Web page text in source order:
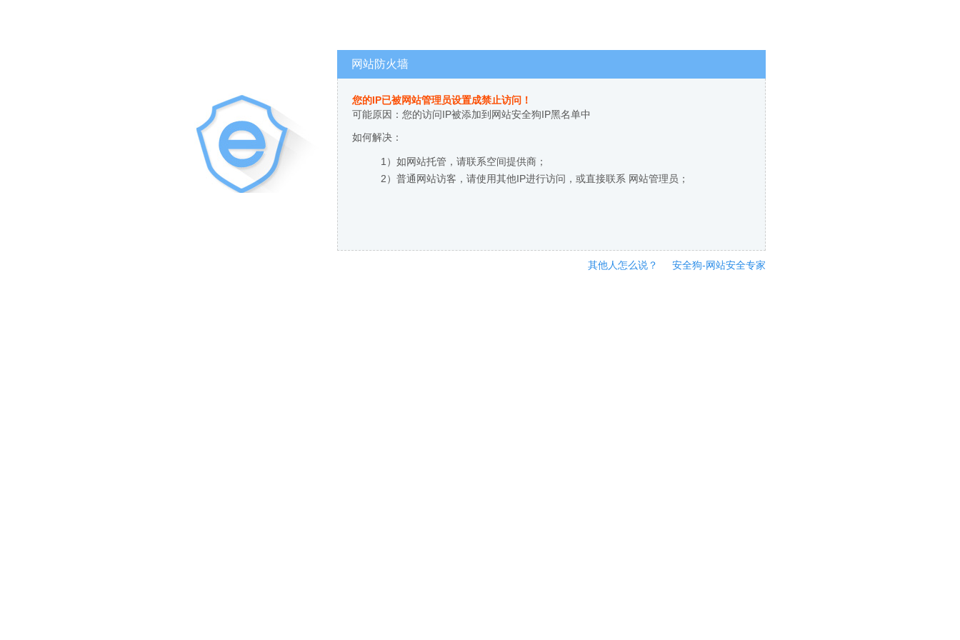
网站防火墙
您的IP已被网站管理员设置成禁止访问！
可能原因：您的访问IP被添加到网站安全狗IP黑名单中
如何解决：
1）如网站托管，请联系空间提供商；
2）普通网站访客，请使用其他IP进行访问，或直接联系 网站管理员；
其他人怎么说？ 安全狗-网站安全专家